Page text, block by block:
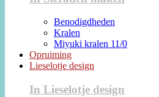
Benodigdheden
Kralen
Miyuki kralen 11/0
Opruiming
Lieselotje design
In Lieselotje design